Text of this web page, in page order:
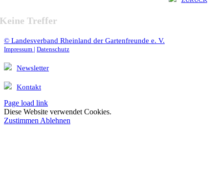
Keine Treffer
© Landesverband Rheinland der Gartenfreunde e. V.
Impressum | Datenschutz
Newsletter
Kontakt
Page load link
Diese Website verwendet Cookies.
Zustimmen Ablehnen